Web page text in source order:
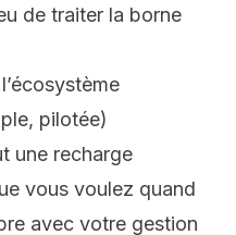
de traiter la borne
pilotée)
une recharge
vous voulez quand
avec votre gestion